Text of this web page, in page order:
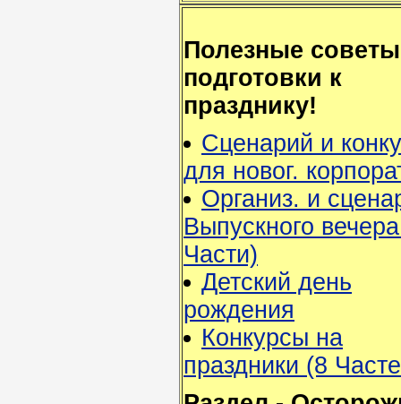
Полезные
подготовки к
празднику!
Сценарий и
для новог.
Организ. и
Выпускного
Части)
Детский день
рождения
Конкурсы на
праздники (8